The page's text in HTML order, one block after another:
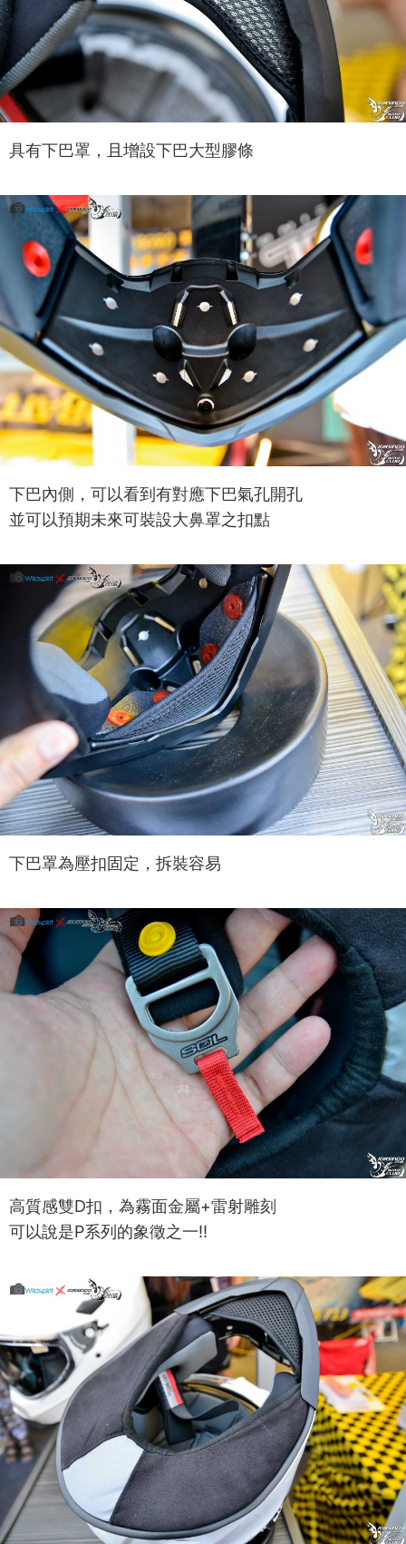
具有下巴罩，且增設下巴大型膠條
下巴內側，可以看到有對應下巴氣孔開孔
並可以預期未來可裝設大鼻罩之扣點
下巴罩為壓扣固定，拆裝容易
高質感雙D扣，為霧面金屬+雷射雕刻
可以說是P系列的象徵之一!!